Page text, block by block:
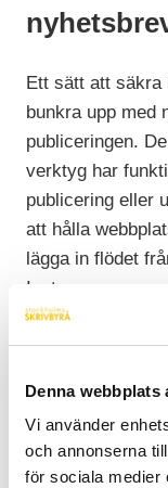
Denna webbplats
Vi använder
och annonserna
för sociala medier
Ett sätt att säkra
bunkra upp med
publiceringen.
verktyg har
publicering eller
att hålla
lägga in flödet
Instagram.
Anlita en
Är det svårt att
förväg eller
hjälp av ett